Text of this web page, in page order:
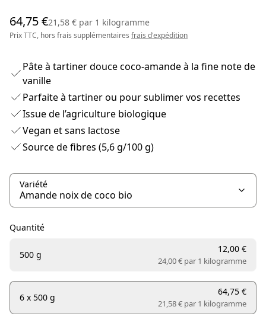
64,75 €21,58 € par 1 kilogramme
Prix TTC, hors frais supplémentaires frais d'expédition
Pâte à tartiner douce coco-amande à la fine note de
vanille
Parfaite à tartiner ou pour sublimer vos recettes
Issue de l’agriculture biologique
Vegan et sans lactose
Source de fibres (5,6 g/100 g)
Variété
Quantité
500 g
12,00 €
24,00 € par 1 kilogramme
6 x 500 g
64,75 €
21,58 € par 1 kilogramme